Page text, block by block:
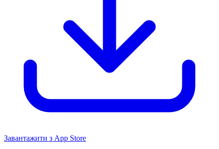
Завантажити з App Store